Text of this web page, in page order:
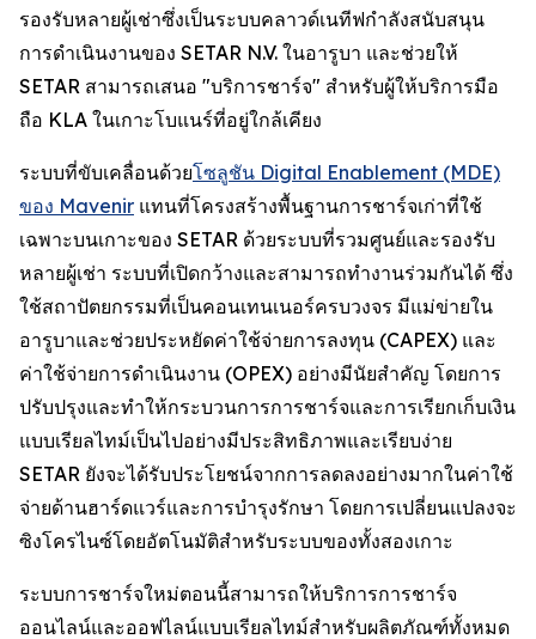
รองรับหลายผู้เช่าซึ่งเป็นระบบคลาวด์เนทีฟกำลังสนับสนุน
การดำเนินงานของ SETAR N.V. ในอารูบา และช่วยให้
SETAR สามารถเสนอ "บริการชาร์จ" สำหรับผู้ให้บริการมือ
ถือ KLA ในเกาะโบแนร์ที่อยู่ใกล้เคียง
ระบบที่ขับเคลื่อนด้วยโซลูชัน Digital Enablement (MDE)
ของ Mavenir แทนที่โครงสร้างพื้นฐานการชาร์จเก่าที่ใช้
เฉพาะบนเกาะของ SETAR ด้วยระบบที่รวมศูนย์และรองรับ
หลายผู้เช่า ระบบที่เปิดกว้างและสามารถทำงานร่วมกันได้ ซึ่ง
ใช้สถาปัตยกรรมที่เป็นคอนเทนเนอร์ครบวงจร มีแม่ข่ายใน
อารูบาและช่วยประหยัดค่าใช้จ่ายการลงทุน (CAPEX) และ
ค่าใช้จ่ายการดำเนินงาน (OPEX) อย่างมีนัยสำคัญ โดยการ
ปรับปรุงและทำให้กระบวนการการชาร์จและการเรียกเก็บเงิน
แบบเรียลไทม์เป็นไปอย่างมีประสิทธิภาพและเรียบง่าย
SETAR ยังจะได้รับประโยชน์จากการลดลงอย่างมากในค่าใช้
จ่ายด้านฮาร์ดแวร์และการบำรุงรักษา โดยการเปลี่ยนแปลงจะ
ซิงโครไนซ์โดยอัตโนมัติสำหรับระบบของทั้งสองเกาะ
ระบบการชาร์จใหม่ตอนนี้สามารถให้บริการการชาร์จ
ออนไลน์และออฟไลน์แบบเรียลไทม์สำหรับผลิตภัณฑ์ทั้งหมด